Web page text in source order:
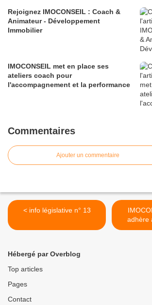
Rejoignez IMOCONSEIL : Coach &
Animateur - Développement
Immobilier
IMOCONSEIL met en place ses
ateliers coach pour
l'accompagnement et la performance
Commentaires
Ajouter un commentaire
< info législative n° 13
Hébergé par Overblog
Top articles
Pages
Contact